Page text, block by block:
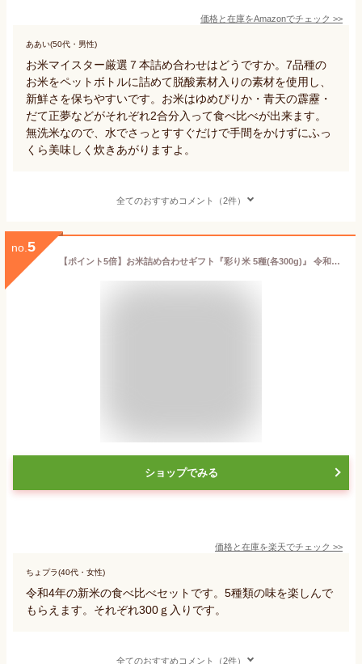
価格と在庫をAmazonでチェック >>
ああい(50代・男性)
お米マイスター厳選７本詰め合わせはどうですか。7品種の
お米をペットボトルに詰めて脱酸素材入りの素材を使用し、
新鮮さを保ちやすいです。お米はゆめぴりか・青天の霹靂・
だて正夢などがそれぞれ2合分入って食べ比べが出来ます。
無洗米なので、水でさっとすすぐだけで手間をかけずにふっ
くら美味しく炊きあがりますよ。
全てのおすすめコメント（2件）
no. 5
【ポイント5倍】お米詰め合わせギフト『彩り米 5種(各300g)』 令和4年産 出産内祝い 名入れ お米 北海道ギフト 米 出産祝い お返し 内祝い 送料無料 結婚内祝い 北海道米 引き出物 入学内祝い 新築内祝い 快気祝い ゆめぴりか 引越し 食べ比べ
ショップでみる
価格と在庫を楽天でチェック >>
ちょプラ(40代・女性)
令和4年の新米の食べ比べセットです。5種類の味を楽しんで
もらえます。それぞれ300ｇ入りです。
全てのおすすめコメント（2件）